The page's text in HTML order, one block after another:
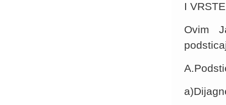
I
Ovim